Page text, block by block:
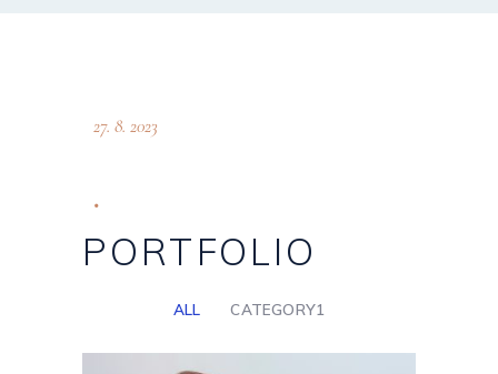
27. 8. 2023
PORTFOLIO
ALL CATEGORY1